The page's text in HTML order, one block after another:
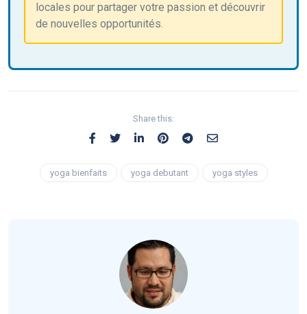
locales pour partager votre passion et découvrir
de nouvelles opportunités.
Share this:
yoga bienfaits yoga debutant yoga styles